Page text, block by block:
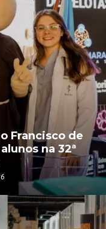
Francisco de
na 32ª